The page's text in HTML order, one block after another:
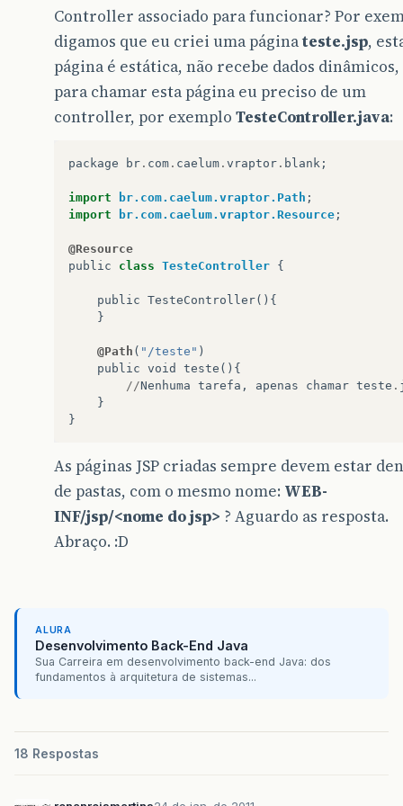
Controller associado para funcionar? Por
digamos que eu criei uma páginateste.jsp,
página é estática, não recebe dados dinâmicos,
para chamar esta página eu preciso de um
controller, por exemplo TesteController.java:
package br . com . caelum . vraptor . blank ;
import br.com.caelum.vraptor.Path ;
import
br.com.caelum.vraptor.Resource ;
@Resource
public
class TesteController {
public TesteController(){
}
@Path ( "/teste" )
public void teste (){
//Nenhuma tarefa , apenas chamar teste .
}
}
As páginas JSP criadas sempre devem estar
de pastas, com o mesmo nome: WEB-
INF/jsp/<nome do jsp> ? Aguardo as resposta.
Abraço. :D
ALURA
Desenvolvimento Back-End Java
Sua Carreira em desenvolvimento back-end Java: dos
fundamentos à arquitetura de sistemas...
18 Respostas